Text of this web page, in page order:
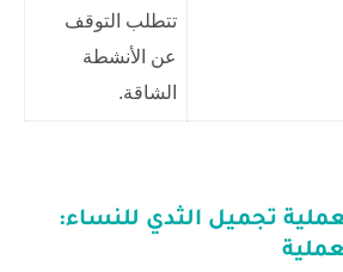
تتطلب التوقف
عن الأنشطة
الشاقة.
تجميل الثدي ‏للنساء: